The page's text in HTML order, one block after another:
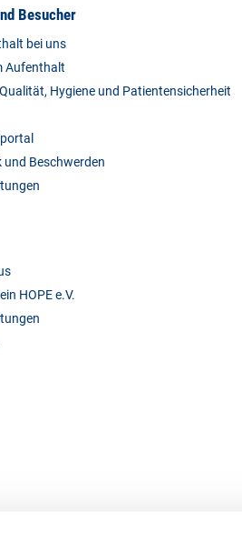
Besucher
bei uns
Aufenthalt
Hygiene und Patientensicherheit
und Beschwerden
HOPE e.V.